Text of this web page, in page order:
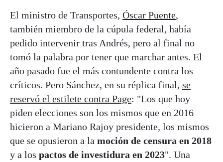
El ministro de Transportes, Óscar Puente,
también miembro de la cúpula federal, había
pedido intervenir tras Andrés, pero al final no
tomó la palabra por tener que marchar antes. El
año pasado fue el más contundente contra los
críticos. Pero Sánchez, en su réplica final, se
reservó el estilete contra Page: "Los que hoy
piden elecciones son los mismos que en 2016
hicieron a Mariano Rajoy presidente, los mismos
que se opusieron a la moción de censura en 2018
y a los pactos de investidura en 2023". Una